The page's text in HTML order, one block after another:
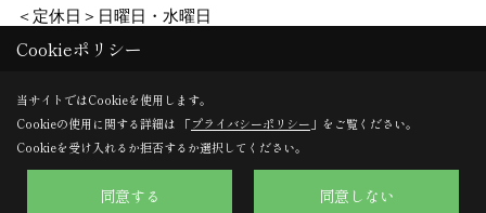
⑦宅地建物取引業法第49条に基づく帳簿及びその
資料として保管します。
⑧不動産の売買、賃貸等に関する価格査定に利用
します。価格査定に用いた成約情報は、宅地建物
取引業法第34条の2第2項に規定する「意見の根
＜定休日＞日曜日・水曜日
Copyright (c) Nozomi Housing. All Rights Reserved.
Produced byゴデスクリエイト
Cookieポリシー
当サイトではCookieを使用します。
Cookieの使用に関する詳細は 「プライバシーポリシー 」をご覧ください。
Cookieを受け入れるか拒否するか選択してください。
同意する 同意しない